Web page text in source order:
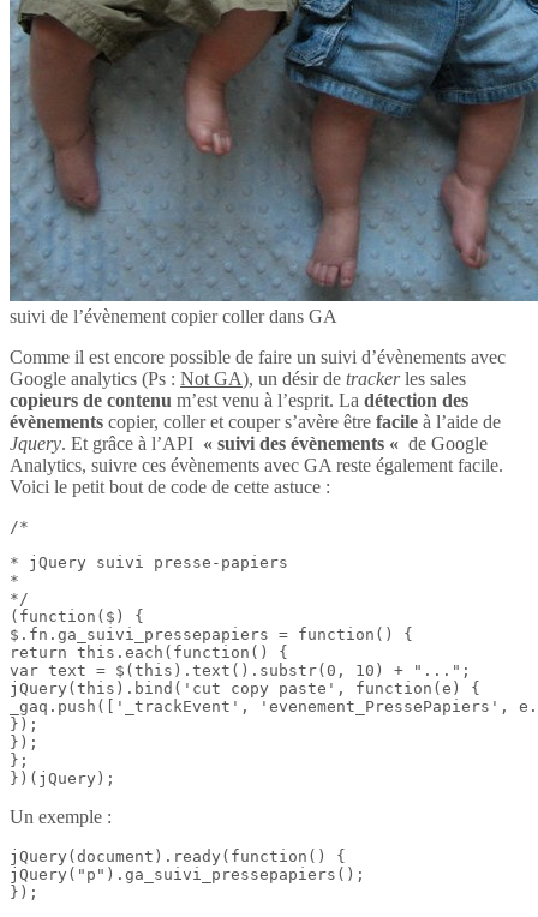
suivi de l’évènement copier coller dans GA
Comme il est encore possible de faire un suivi d’évènements avec
Google analytics (Ps : Not GA), un désir de trackerles sales
copieurs de contenu m’est venu à l’esprit. La détection des
évènements copier, coller et couper s’avère être facile à l’aide de
Jquery. Et grâce à l’API « suivi des évènements « de Google
Analytics, suivre ces évènements avec GA reste également facile.
Voici le petit bout de code de cette astuce :
/*
* jQuery suivi presse-papiers
*
*/
(function($) {
$.fn.ga_suivi_pressepapiers = function() {
return this.each(function() {
var text = $(this).text().substr(0, 10) + "...";
jQuery(this).bind('cut copy paste', function(e) {
_gaq.push(['_trackEvent', 'evenement_PressePapiers',
});
});
};
})(jQuery);
Un exemple :
jQuery(document).ready(function() {
jQuery("p").ga_suivi_pressepapiers();
});